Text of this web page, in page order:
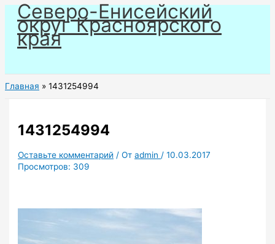
Перейти
содержимому
Северо-Енисейский
округ Красноярского
края
Главная 1431254994
1431254994
Оставьте комментарий / Отadmin /10.03.2017
Просмотров: 309